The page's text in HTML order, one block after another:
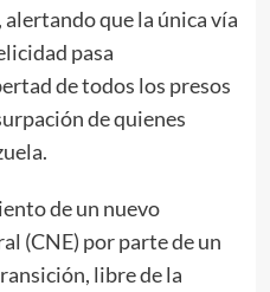
que la única vía
pasa
de todos los presos
de quienes
de un nuevo
(CNE) por parte de un
libre de la